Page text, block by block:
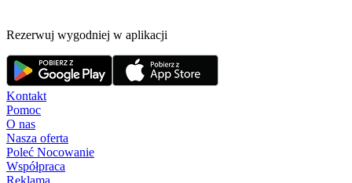
Rezerwuj wygodniej w aplikacji
Kontakt
Pomoc
O nas
Nasza oferta
Poleć Nocowanie
Współpraca
Reklama